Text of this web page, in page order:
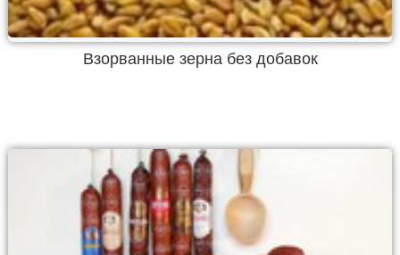
Взорванные зерна без добавок